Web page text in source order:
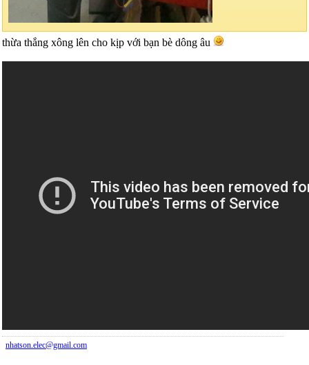
thừa thắng xông lên cho kịp với bạn bè dông âu
nhatson.elec@gmail.com